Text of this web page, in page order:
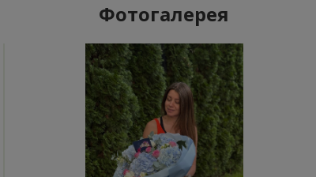
Фотогалерея